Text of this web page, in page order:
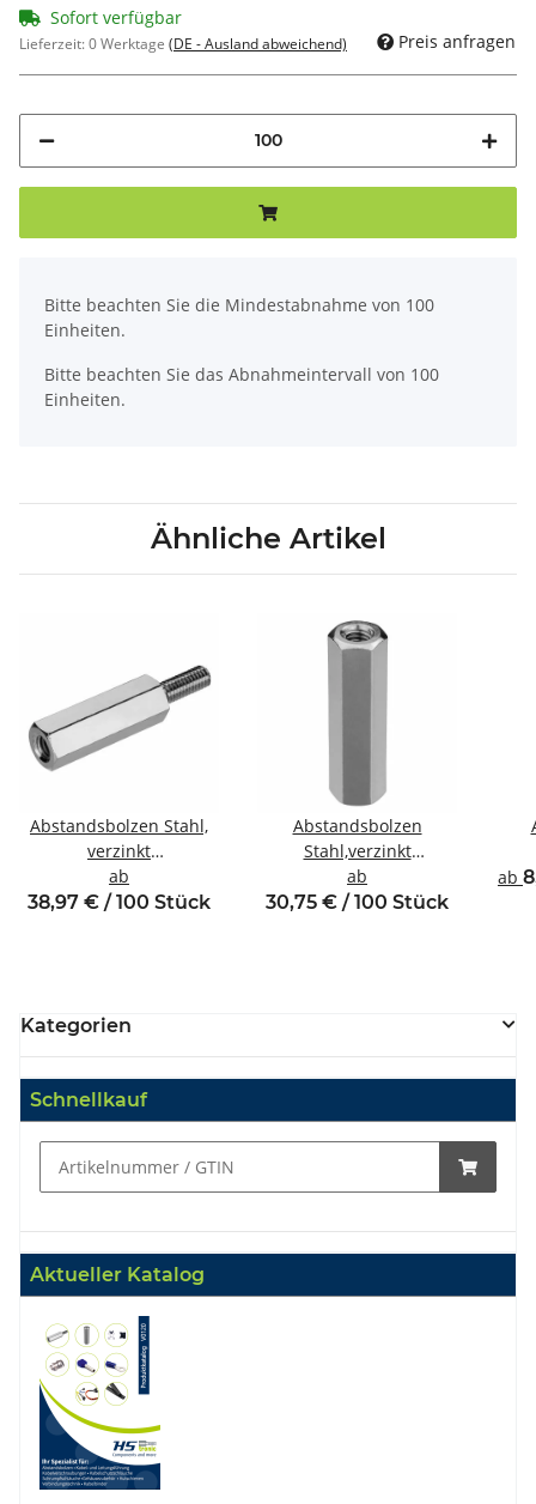
Sofort verfügbar
Lieferzeit:0 Werktage (DE - Ausland abweichend) Preis anfragen
Bitte beachten Sie die Mindestabnahme von 100
Einheiten.
Bitte beachten Sie das Abnahmeintervall von 100
Einheiten.
Ähnliche Artikel
Abstandsbolzen Stahl,
verzinkt
Innen/Außengewinde
M8 SW13
ab
38,97 € / 100 Stück
Abstandsbolzen
Stahl,verzinkt
Innen/Innengewinde M8
SW13
ab
30,75 € / 100 Stück
ab
Kategorien
Schnellkauf
Aktueller Katalog